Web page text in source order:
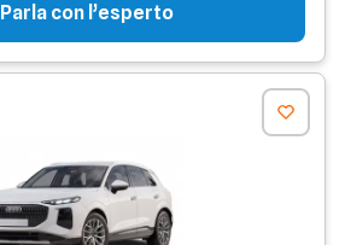
Parla con l’esperto